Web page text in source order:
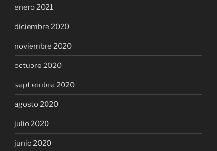
enero 2021
diciembre 2020
noviembre 2020
octubre 2020
septiembre 2020
agosto 2020
julio 2020
junio 2020